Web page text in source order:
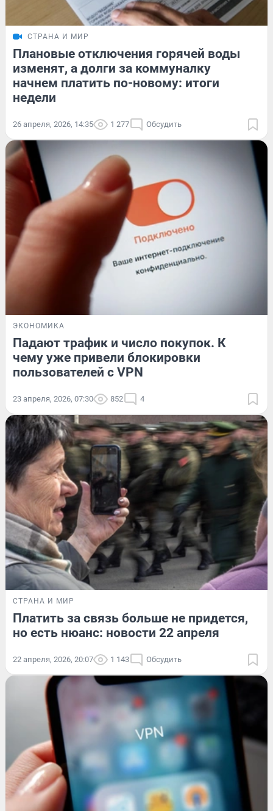
СТРАНА И МИР
Плановые отключения горячей воды
изменят, а долги за коммуналку
начнем платить по-новому: итоги
недели
26 апреля, 2026, 14:35 1 277 Обсудить
ЭКОНОМИКА
Падают трафик и число покупок. К
чему уже привели блокировки
пользователей с VPN
23 апреля, 2026, 07:30 852 4
СТРАНА И МИР
Платить за связь больше не придется,
но есть нюанс: новости 22 апреля
22 апреля, 2026, 20:07 1 143 Обсудить